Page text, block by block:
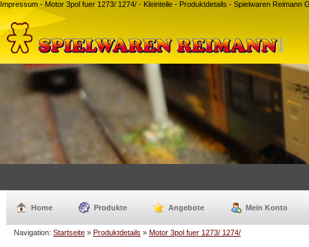
Impressum - Motor 3pol fuer 1273/ 1274/ - Kleinteile - Produktdetails - Spielwaren Reimann
Home Produkte Angebote Mein Konto
Navigation: Startseite » Produktdetails » Motor 3pol fuer 1273/ 1274/